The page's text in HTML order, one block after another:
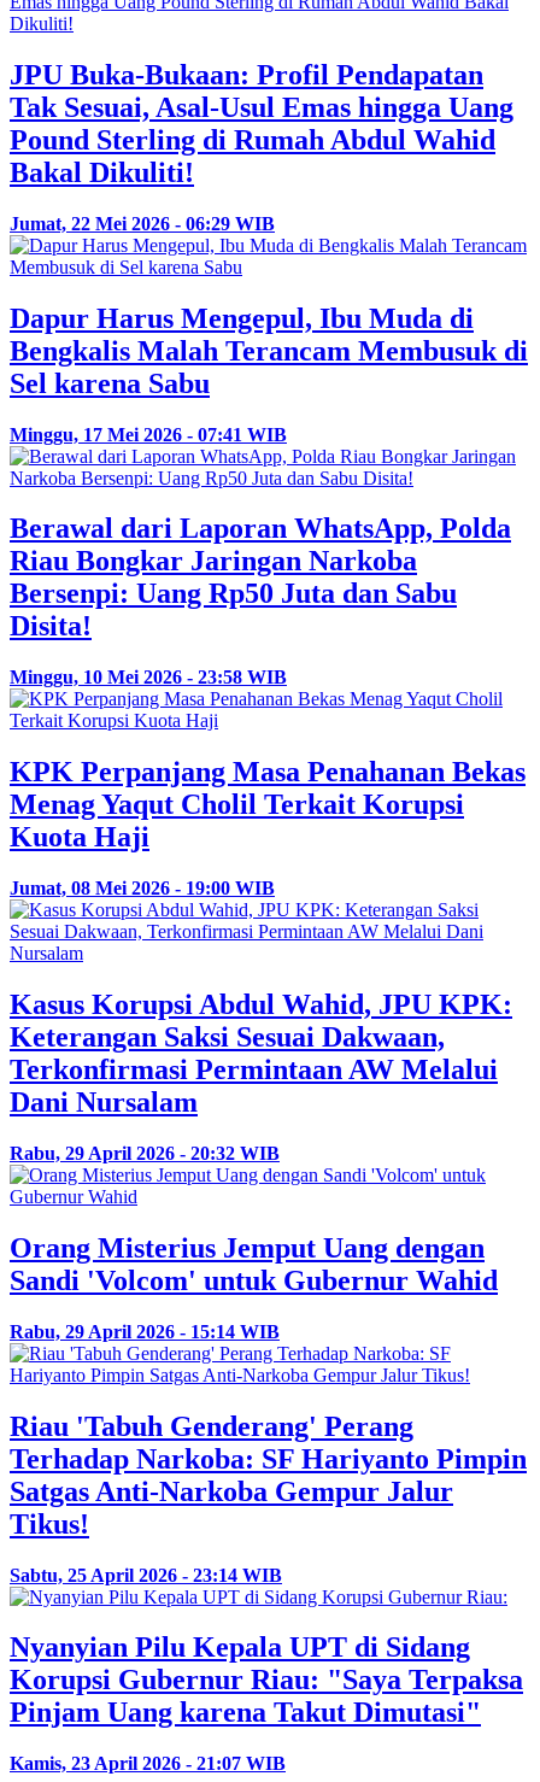
JPU Buka-Bukaan: Profil Pendapatan
Tak Sesuai, Asal-Usul Emas hingga Uang
Pound Sterling di Rumah Abdul Wahid
Bakal Dikuliti!
Jumat, 22 Mei 2026 - 06:29 WIB
Dapur Harus Mengepul, Ibu Muda di
Bengkalis Malah Terancam Membusuk di
Sel karena Sabu
Minggu, 17 Mei 2026 - 07:41 WIB
Berawal dari Laporan WhatsApp, Polda
Riau Bongkar Jaringan Narkoba
Bersenpi: Uang Rp50 Juta dan Sabu
Disita!
Minggu, 10 Mei 2026 - 23:58 WIB
KPK Perpanjang Masa Penahanan Bekas
Menag Yaqut Cholil Terkait Korupsi
Kuota Haji
Jumat, 08 Mei 2026 - 19:00 WIB
Kasus Korupsi Abdul Wahid, JPU KPK:
Keterangan Saksi Sesuai Dakwaan,
Terkonfirmasi Permintaan AW Melalui
Dani Nursalam
Rabu, 29 April 2026 - 20:32 WIB
Orang Misterius Jemput Uang dengan
Sandi 'Volcom' untuk Gubernur Wahid
Rabu, 29 April 2026 - 15:14 WIB
Riau 'Tabuh Genderang' Perang
Terhadap Narkoba: SF Hariyanto Pimpin
Satgas Anti-Narkoba Gempur Jalur
Tikus!
Sabtu, 25 April 2026 - 23:14 WIB
Nyanyian Pilu Kepala UPT di Sidang
Korupsi Gubernur Riau: "Saya Terpaksa
Pinjam Uang karena Takut Dimutasi"
Kamis, 23 April 2026 - 21:07 WIB